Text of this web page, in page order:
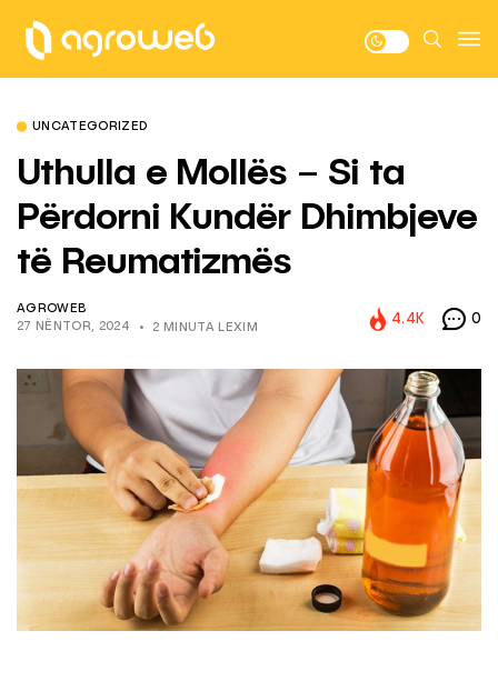
UNCATEGORIZED
Uthulla e Mollës – Si ta
Përdorni Kundër Dhimbjeve
të Reumatizmës
AGROWEB
27 NËNTOR, 2024
2 MINUTA LEXIM
4.4K 0